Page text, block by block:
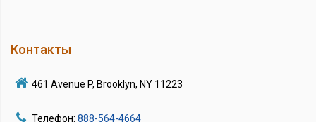
Контакты
461 Avenue P, Brooklyn, NY 11223
Телефон: 888-564-4664